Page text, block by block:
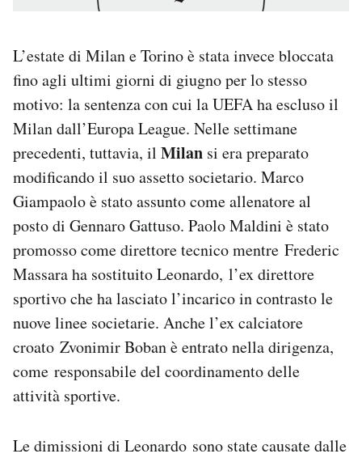
L’estate di Milan e Torino è stata invece bloccata
fino agli ultimi giorni di giugno per lo stesso
motivo: la sentenza con cui la UEFA ha escluso il
Milan dall’Europa League. Nelle settimane
precedenti, tuttavia, il Milan si era preparato
modificando il suo assetto societario. Marco
Giampaolo è stato assunto come allenatore al
posto di Gennaro Gattuso. Paolo Maldini è stato
promosso come direttore tecnico mentre Frederic
Massara ha sostituito Leonardo, l’ex direttore
sportivo che ha lasciato l’incarico in contrasto le
nuove linee societarie. Anche l’ex calciatore
croato Zvonimir Boban è entrato nella dirigenza,
come responsabile del coordinamento delle
attività sportive.
Le dimissioni di Leonardo sono state causate dalle